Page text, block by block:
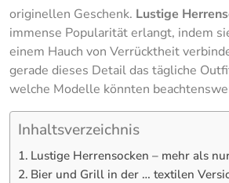
originellen Geschenk. Lustige
immense Popularität erlangt, indem
einem Hauch von Verrücktheit
gerade dieses Detail das tägliche
welche Modelle könnten
Inhaltsverzeichnis
Lustige Herrensocken – mehr als
Bier und Grill in der … textilen